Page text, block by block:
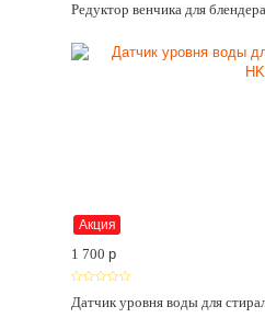
Редуктор венчика для
Акция
1 700 p
Датчик уровня воды для